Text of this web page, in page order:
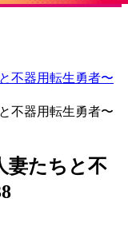
不器用転生勇者〜
不器用転生勇者〜
妻たちと不